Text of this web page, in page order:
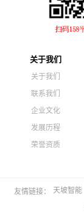
关于我们
关于我们
联系我们
企业文化
发展历程
荣誉资质
友情链接： 天坡智能